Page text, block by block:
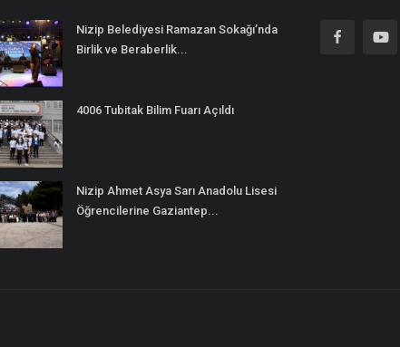
Nizip Belediyesi Ramazan Sokağı’nda
Birlik ve Beraberlik...
4006 Tubitak Bilim Fuarı Açıldı
Nizip Ahmet Asya Sarı Anadolu Lisesi
Öğrencilerine Gaziantep...